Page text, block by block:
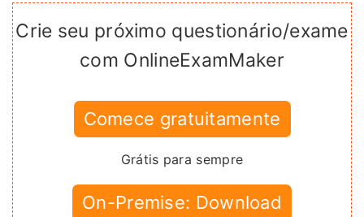
Crie seu próximo questionário/exame
com OnlineExamMaker
Comece gratuitamente
Grátis para sempre
On-Premise: Download